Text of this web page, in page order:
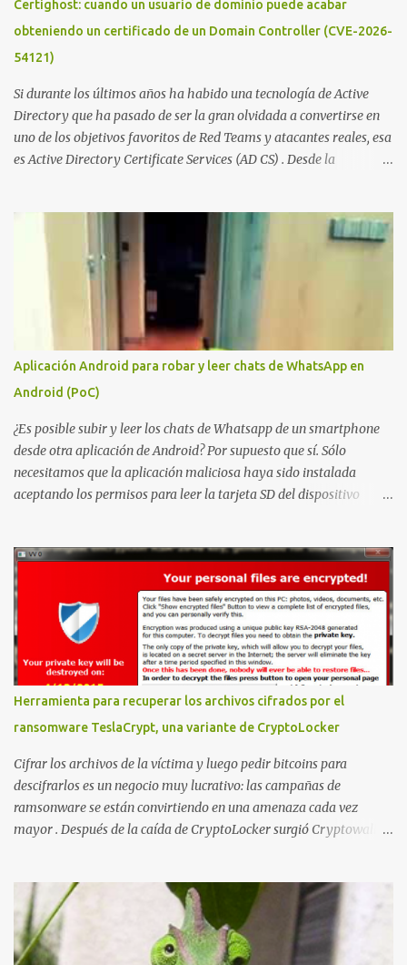
mano". El cliente presenta la propuesta, recibe ofertas para prestar
el servicio y la garantía de los promotores del sitio de que el
demandado cumple con ...
Certighost: cuando un usuario de dominio puede acabar
obteniendo un certificado de un Domain Controller (CVE-2026-
54121)
Si durante los últimos años ha habido una tecnología de Active
Directory que ha pasado de ser la gran olvidada a convertirse en
uno de los objetivos favoritos de Red Teams y atacantes reales, esa
es Active Directory Certificate Services (AD CS) . Desde la
Kerberoasting o un abuso de delegaciones. Ahora llega una nueva
vulnerabilidad bautizada como Certighost (CVE-2026-54121) , una
elevación de privilegios que afecta a Microsoft Active Directory
Certificate Services y que, según Microsoft, permite que un usuario
autenticado eleve privilegios a través de la red debido a un
problema de autorización. La vulnerabilidad ha recibido una
puntuación CVSS 8.8 y ya dispone de un Proof of Concept público.
Lo interesante de Certighost no es únicamente la vulnerabilidad,
sino el objetivo final. Mientras muchos ataques contra AD CS
buscan obtener un certificado válido para ...
Aplicación Android para robar y leer chats de WhatsApp en
Android (PoC)
¿Es posible subir y leer los chats de Whatsapp de un smartphone
desde otra aplicación de Android? Por supuesto que sí. Sólo
necesitamos que la aplicación maliciosa haya sido instalada
aceptando los permisos para leer la tarjeta SD del dispositivo
montar nuestro propio Whatsapp Stealer y ahora Bas Bosschert
ha publicado una PoC con unas pocas modificaciones. Para
empezar con la prueba de concepto ( y ojo que digo PoC que nos
conocemos ;) ) tenemos que publicar en nuestro webserver un php
para subir las bases de datos de Whatsapp: <?php // Upload script
to upload Whatsapp database // This script is for testing purposes
only. $uploaddir = "/tmp/whatsapp/"; if ($_FILES["file"]["error"]
> 0) { echo "Error: " . $_FILES["file"]["error"] . "<br>"; } else {
echo "Upload: " ....
Herramienta para recuperar los archivos cifrados por el
ransomware TeslaCrypt, una variante de CryptoLocker
Cifrar los archivos de la víctima y luego pedir bitcoins para
descifrarlos es un negocio muy lucrativo: las campañas de
ramsonware se están convirtiendo en una amenaza cada vez
mayor . Después de la caída de CryptoLocker surgió Cryptowall,
numerosas. Una de las últimas variantes se llama TeslaCrypt y
parece ser un derivado del ransomware CryptoLocker original .
Este ransomware está dirigido específicamente a gamers y,
aunque dice estar usando RSA-2048 asimétrico para cifrar